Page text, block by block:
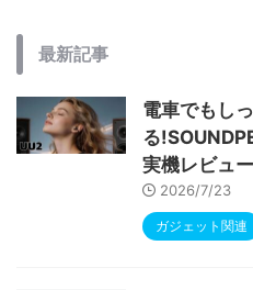
最新記事
電車でもし
る
実機レビュ
2026/7/23
ガジェット関連